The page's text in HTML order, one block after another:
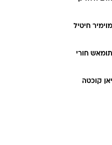
מוימיר חיטיל
תומאש חורי
יאן קוכטה